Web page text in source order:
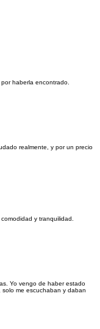
haberla encontrado.
realmente, y por un precio
y tranquilidad.
Yo vengo de haber estado
me escuchaban y daban